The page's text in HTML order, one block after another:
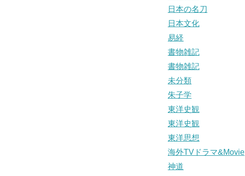
日本の名刀
日本文化
易経
書物雑記
書物雑記
未分類
朱子学
東洋史観
東洋史観
東洋思想
海外TVドラマ&Movie
神道